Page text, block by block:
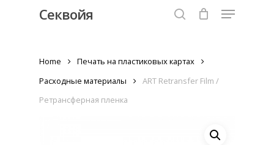
Секвойя Menu
Home
Печать на пластиковых картах
Расходные материалы
ART Retransfer Film /
Ретрансферная пленка